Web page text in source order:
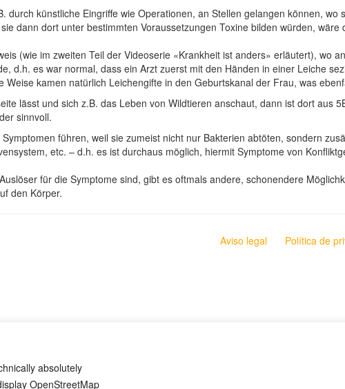
absolutely
OpenStreetMap
durch künstliche Eingriffe wie Operationen, an Stellen gelangen können,
dann dort unter bestimmten Voraussetzungen Toxine bilden würden, wäre
(wie im zweiten Teil der Videoserie «Krankheit ist anders» erläutert), wo
d.h. es war normal, dass ein Arzt zuerst mit den Händen in einer Leiche
kamen natürlich Leichengifte in den Geburtskanal der Frau, was
lässt und sich z.B. das Leben von Wildtieren anschaut, dann ist dort aus
sinnvoll.
führen, weil sie zumeist nicht nur Bakterien abtöten, sondern
etc. – d.h. es ist durchaus möglich, hiermit Symptome von
für die Symptome sind, gibt es oftmals andere, schonendere
den Körper.
Aviso legal Política de